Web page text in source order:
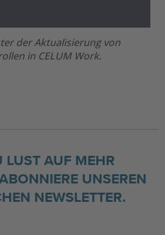
der Aktualisierung von
in CELUM Work.
LUST AUF MEHR
UNSEREN
NEWSLETTER.